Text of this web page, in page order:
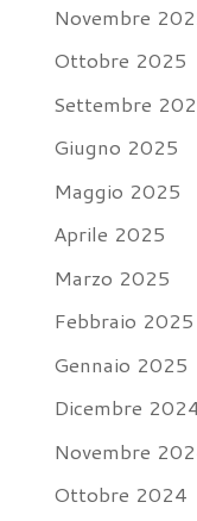
Novembre
Ottobre 2025
Settembre
Giugno 2025
Maggio 2025
Aprile 2025
Marzo 2025
Febbraio 2025
Gennaio 2025
Dicembre
Novembre
Ottobre 2024